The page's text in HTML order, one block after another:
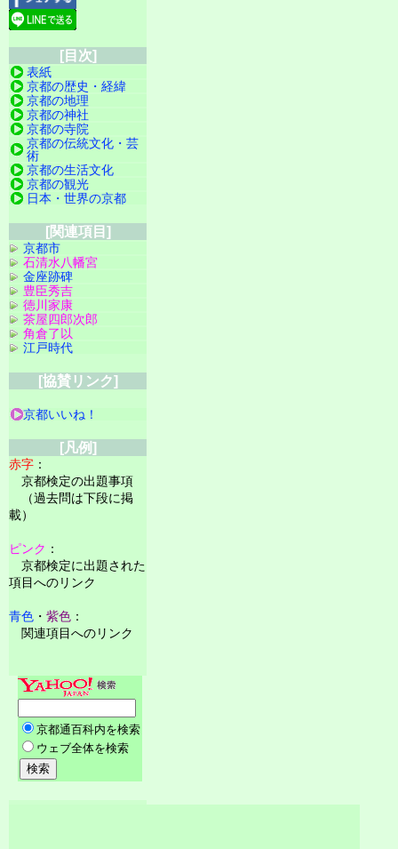
[目次]
表紙
京都の歴史・経緯
京都の地理
京都の神社
京都の寺院
京都の伝統文化・芸
術
京都の生活文化
京都の観光
日本・世界の京都
[関連項目]
京都市
石清水八幡宮
金座跡碑
豊臣秀吉
徳川家康
茶屋四郎次郎
角倉了以
江戸時代
[協賛リンク]
京都いいね！
[凡例]
赤字 ：
京都検定の出題事項
（過去問は下段に掲
載）
ピンク ：
京都検定に出題された
項目へのリンク
青色 ・ 紫色 ：
関連項目へのリンク